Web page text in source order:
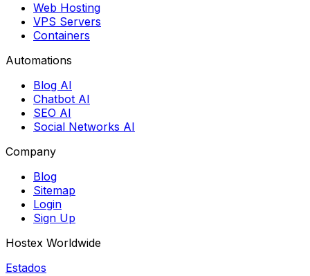
Web Hosting
VPS Servers
Containers
Automations
Blog AI
Chatbot AI
SEO AI
Social Networks AI
Company
Blog
Sitemap
Login
Sign Up
Hostex Worldwide
Estados